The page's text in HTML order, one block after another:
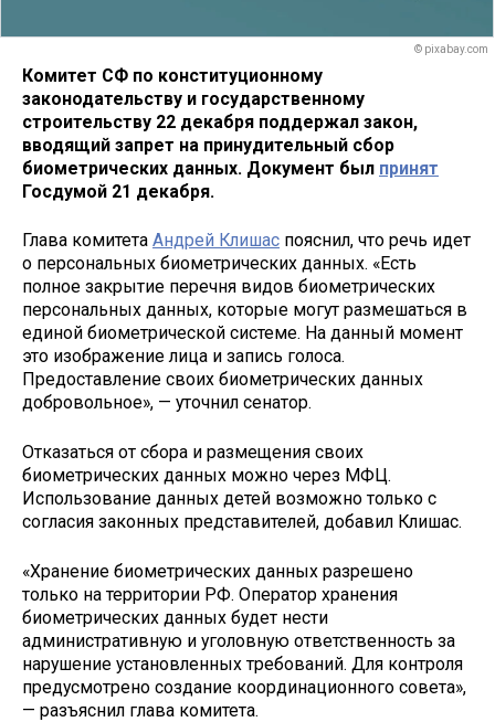
© pixabay.com
Комитет СФ по конституционному
законодательству и государственному
строительству 22 декабря поддержал закон,
вводящий запрет на принудительный сбор
биометрических данных. Документ был принят
Госдумой 21 декабря.
Глава комитета Андрей Клишас пояснил, что речь идет
о персональных биометрических данных. «Есть
полное закрытие перечня видов биометрических
персональных данных, которые могут размешаться в
единой биометрической системе. На данный момент
это изображение лица и запись голоса.
Предоставление своих биометрических данных
добровольное», — уточнил сенатор.
Отказаться от сбора и размещения своих
биометрических данных можно через МФЦ.
Использование данных детей возможно только с
согласия законных представителей, добавил Клишас.
«Хранение биометрических данных разрешено
только на территории РФ. Оператор хранения
биометрических данных будет нести
административную и уголовную ответственность за
нарушение установленных требований. Для контроля
предусмотрено создание координационного совета»,
— разъяснил глава комитета.